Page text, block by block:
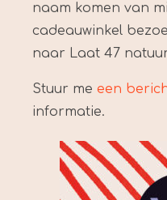
naam komen van
cadeauwinkel
naar Laat 47
Stuur me een
informatie.